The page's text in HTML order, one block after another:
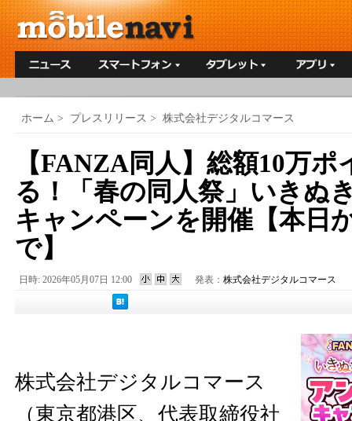
ホーム > プレスリリース > 株式会社デジタルコマース
【FANZA同人】総額10万
る！「春の同人祭」いきぬ
キャンペーンを開催【本日
で】
日時: 2026年05月07日 12:00 発表： 株式会社デジタルコマース
株式会社デジタルコマース
（東京都港区、代表取締役社